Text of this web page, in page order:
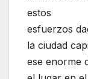
estos
esfuerzos
la ciudad
ese enorme